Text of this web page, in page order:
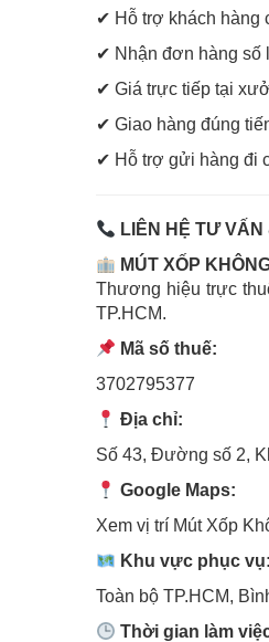
✔ Hỗ trợ khách hàng
✔ Nhận đơn hàng số
✔ Giá trực tiếp tại
✔ Giao hàng đúng
✔ Hỗ trợ gửi hàng đi
LIÊN HỆ TƯ VẤN
MÚT XỐP
Thương hiệu trực
TP.HCM.
Mã số thuế:
3702795377
Địa chỉ:
Số 43, Đường số 2,
Google Maps:
Xem vị trí Mút Xốp
Khu vực phục vụ:
Toàn bộ TP.HCM,
Thời gian làm